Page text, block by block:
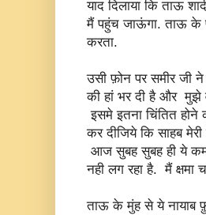
याद दिलाया कि ताऊ
मैं पहुंच जाऊंगा. ताऊ के
करता.
उसी फ़ोन पर समीर जी
की हां भर दी है और मुझे
इसमे इतना चिंतित
कर दीजिये कि साहब
आज सुबह सुबह ही ये
नही लग रहा है. मैं
ताऊ के मुंह से ये नायाब